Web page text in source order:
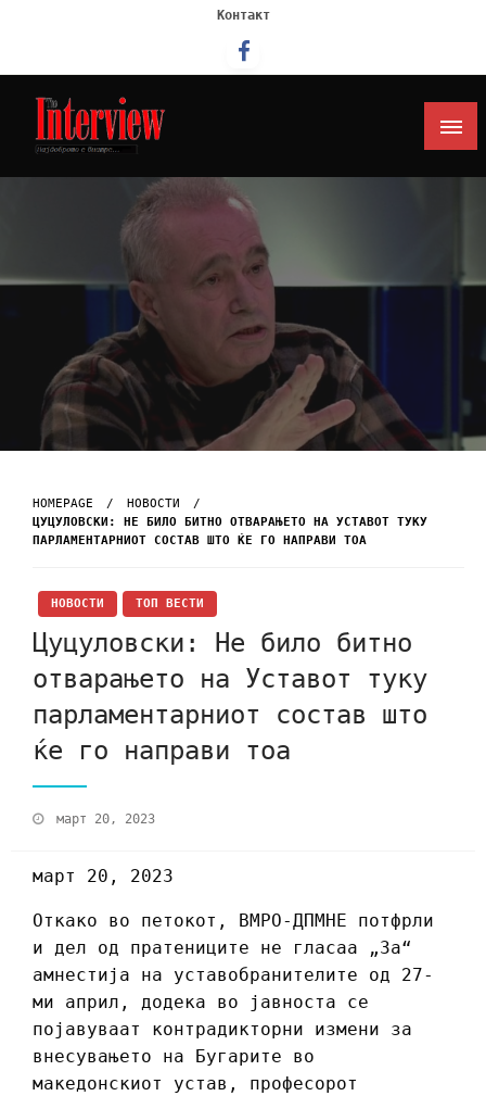
Контакт
Интервју
HOMEPAGE
НОВОСТИ
ЦУЦУЛОВСКИ: НЕ БИЛО БИТНО ОТВАРАЊЕТО НА УСТАВОТ ТУКУ
ПАРЛАМЕНТАРНИОТ СОСТАВ ШТО ЌЕ ГО НАПРАВИ ТОА
НОВОСТИ ТОП ВЕСТИ
Цуцуловски: Не било битно
отварањето на Уставот туку
парламентарниот состав што
ќе го направи тоа
март 20, 2023
март 20, 2023
Откако во петокот, ВМРО-ДПМНЕ потфрли
и дел од пратениците не гласаа „За“
амнестија на уставобранителите од 27-
ми април, додека во јавноста се
појавуваат контрадикторни измени за
внесувањето на Бугарите во
македонскиот устав, професорот